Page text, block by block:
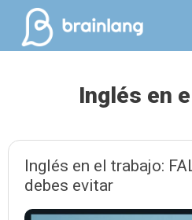
Saltar
contenido
Inglés en
Inglés en el trabajo:
debes evitar